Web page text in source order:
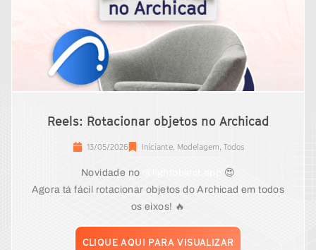
Reels: Rotacionar objetos no Archicad
13/05/2026 Iniciante, Modelagem Todos
Novidade no
😍
Agora tá fácil rotacionar objetos do Archicad em todos
os eixos! 🔥
CLIQUE AQUI PARA VISUALIZAR